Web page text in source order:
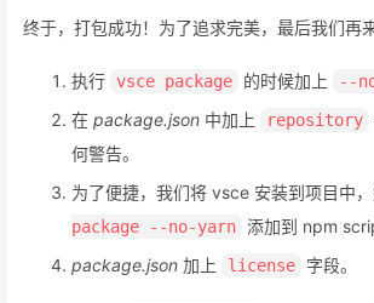
终于，打包成功！为了追求完美，最后我们再
执行 vsce package 的时候加上 --
在 package.json 中加上 repository
何警告。
为了便捷，我们将 vsce 安装到项目中
package --no-yarn
添加到 npm
package.json 加上 license 字段。